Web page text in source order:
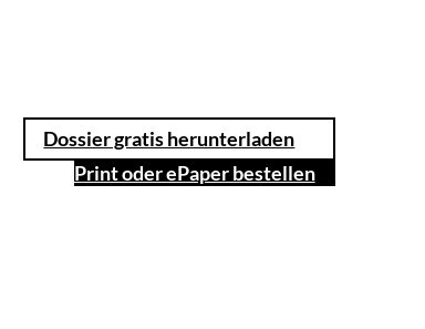
Dossier gratis herunterladen
Print oder ePaper bestellen